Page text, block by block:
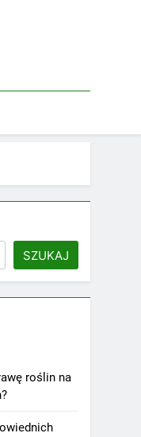
SZUKAJ
roślin na